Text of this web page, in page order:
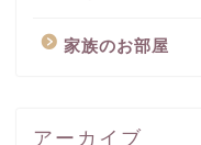
家族のお部屋
アーカイブ